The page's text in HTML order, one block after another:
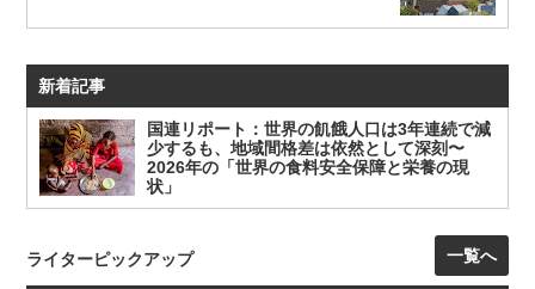
新着記事
国連リポート：世界の飢餓人口は3年連続で減
少するも、地域間格差は依然として深刻〜
2026年の「世界の食料安全保障と栄養の現
状」
ライターピックアップ 一覧へ